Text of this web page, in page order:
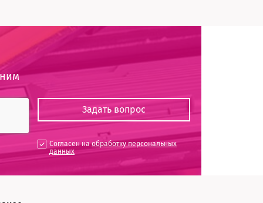
Согласен наобработку персональных
данных